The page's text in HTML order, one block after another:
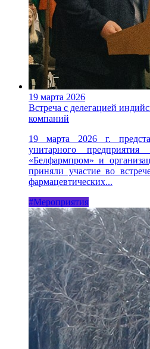
19 марта 2026
Встреча с делегацией
компаний
19 марта 2026 г.
унитарного
«Белфармпром» и
приняли участие во
фармацевтических...
#Мероприятия